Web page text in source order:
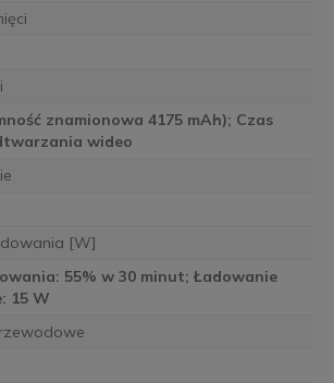
znamionowa 4175 mAh); Czas
wideo
[W]
55% w 30 minut; Ładowanie
15 W